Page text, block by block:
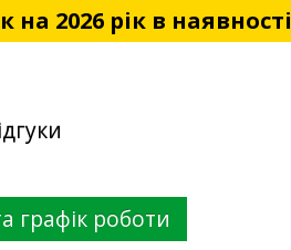
2026 рік в наявності
графік роботи